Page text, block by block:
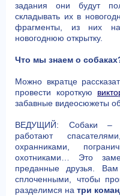
задания они будут
складывать их в
фрагменты, из них
новогоднюю открытку.
Что мы знаем о
Можно вкратце
провести короткую
забавные видеосюжеты
ВЕДУЩИЙ: Собаки –
работают
охранниками,
охотниками… Это
преданные друзья.
сплоченными, чтобы
разделимся на три